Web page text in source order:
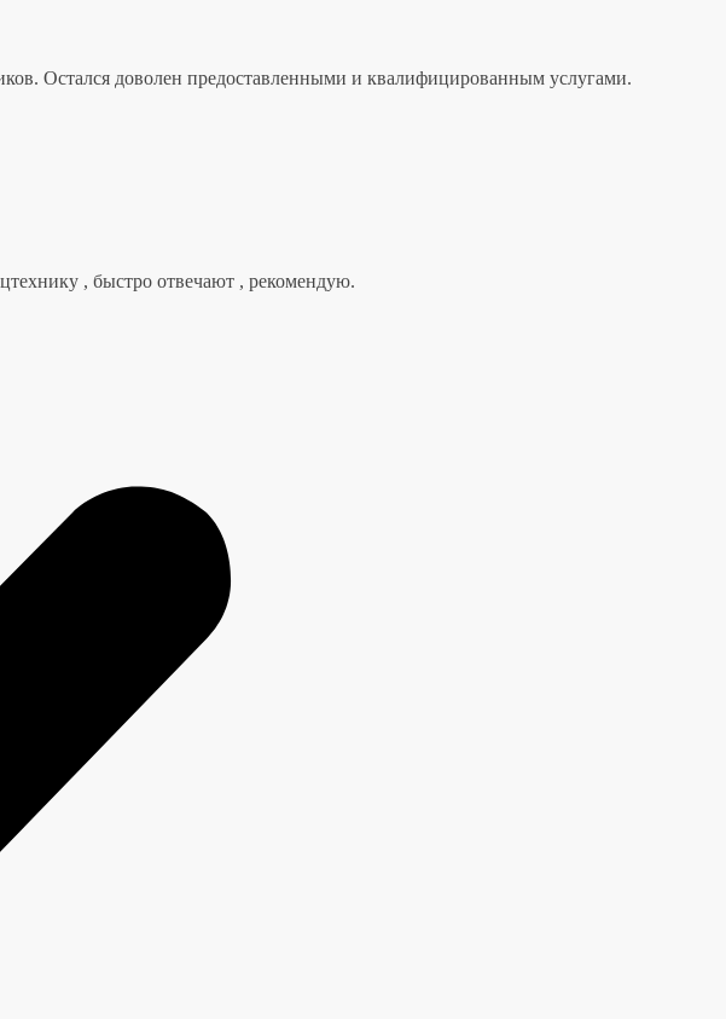
Остался доволен предоставленными и квалифицированным услугами.
, быстро отвечают , рекомендую.